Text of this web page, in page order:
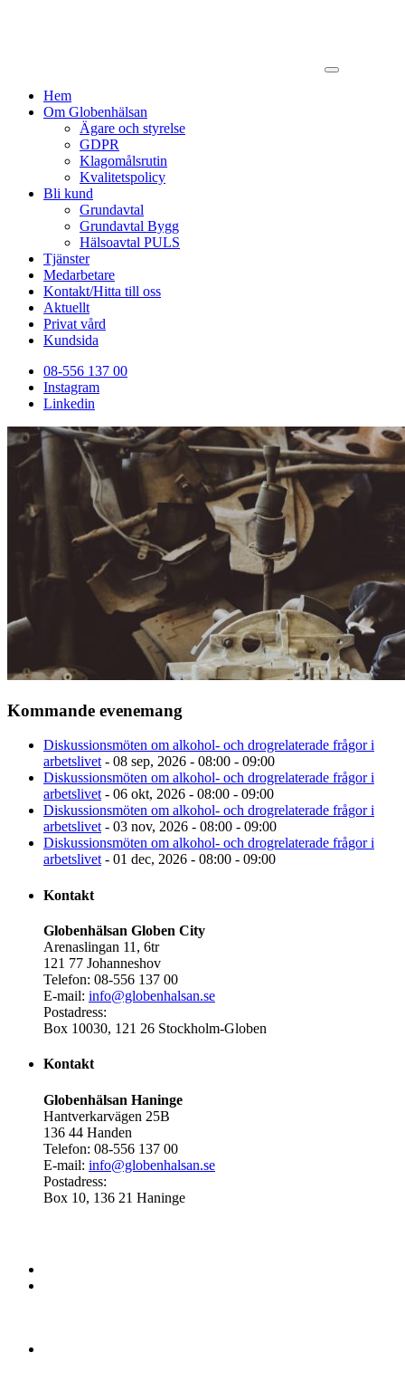
Hem
Om Globenhälsan
Ägare och styrelse
GDPR
Klagomålsrutin
Kvalitetspolicy
Bli kund
Grundavtal
Grundavtal Bygg
Hälsoavtal PULS
Tjänster
Medarbetare
Kontakt/Hitta till oss
Aktuellt
Privat vård
Kundsida
08-556 137 00
Instagram
Linkedin
Kommande evenemang
Diskussionsmöten om alkohol- och drogrelaterade frågor i
arbetslivet- 08 sep, 2026 - 08:00 - 09:00
Diskussionsmöten om alkohol- och drogrelaterade frågor i
arbetslivet- 06 okt, 2026 - 08:00 - 09:00
Diskussionsmöten om alkohol- och drogrelaterade frågor i
arbetslivet- 03 nov, 2026 - 08:00 - 09:00
Diskussionsmöten om alkohol- och drogrelaterade frågor i
arbetslivet- 01 dec, 2026 - 08:00 - 09:00
Kontakt
Globenhälsan Globen City
Arenaslingan 11, 6tr
121 77 Johanneshov
Telefon: 08-556 137 00
E-mail: info@globenhalsan.se
Postadress:
Box 10030, 121 26 Stockholm-Globen
Kontakt
Globenhälsan Haninge
Hantverkarvägen 25B
136 44 Handen
Telefon: 08-556 137 00
E-mail: info@globenhalsan.se
Postadress:
Box 10, 136 21 Haninge